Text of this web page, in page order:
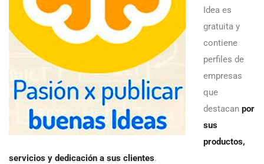
Idea es
gratuita y
contiene
perfiles de
empresas
que
destacan por
sus
productos,
servicios y dedicación a sus clientes.